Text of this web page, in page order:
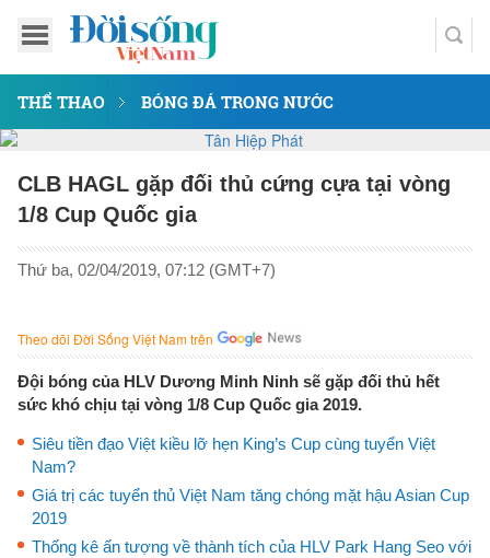
THỂ THAO BÓNG ĐÁ TRONG NƯỚC
CLB HAGL gặp đối thủ cứng cựa tại vòng
1/8 Cup Quốc gia
Thứ ba, 02/04/2019, 07:12 (GMT+7)
Theo dõi Đời Sống Việt Nam trên
Đội bóng của HLV Dương Minh Ninh sẽ gặp đối thủ hết
sức khó chịu tại vòng 1/8 Cup Quốc gia 2019.
Siêu tiền đạo Việt kiều lỡ hẹn King’s Cup cùng tuyển Việt
Nam?
Giá trị các tuyển thủ Việt Nam tăng chóng mặt hậu Asian Cup
2019
Thống kê ấn tượng về thành tích của HLV Park Hang Seo với